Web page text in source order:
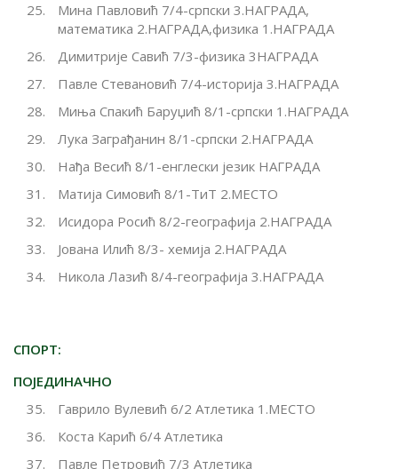
Мина Павловић 7/4-српски 3.НАГРАДА,
математика 2.НАГРАДА,физика 1.НАГРАДА
Димитрије Савић 7/3-физика 3НАГРАДА
Павле Стевановић 7/4-историја 3.НАГРАДА
Миња Спакић Баруџић 8/1-српски 1.НАГРАДА
Лука Заграђанин 8/1-српски 2.НАГРАДА
Нађа Весић 8/1-енглески језик НАГРАДА
Матија Симовић 8/1-ТиТ 2.МЕСТО
Исидора Росић 8/2-географија 2.НАГРАДА
Јована Илић 8/3- хемија 2.НАГРАДА
Никола Лазић 8/4-географија 3.НАГРАДА
СПОРТ:
ПОЈЕДИНАЧНО
Гаврило Вулевић 6/2 Атлетика 1.МЕСТО
Коста Карић 6/4 Атлетика
Павле Петровић 7/3 Атлетика